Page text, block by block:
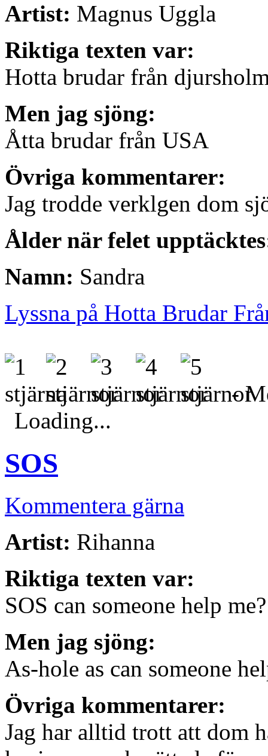
Artist: Magnus Uggla
Riktiga texten var:
Hotta brudar från
Men jag sjöng:
Åtta brudar från USA
Övriga kommentarer:
Jag trodde verklgen dom
Ålder när felet
Namn: Sandra
Lyssna på Hotta Brudar
-
Loading...
SOS
Kommentera gärna
Artist: Rihanna
Riktiga texten var:
SOS can someone help me?
Men jag sjöng:
As-hole as can someone
Övriga kommentarer:
Jag har alltid trott att dom